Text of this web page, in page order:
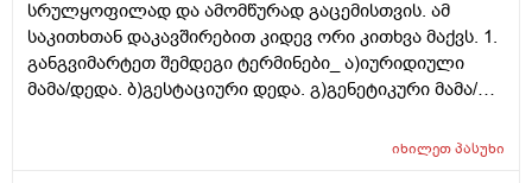
სრულყოფილად და ამომწურად გაცემისთვის. ამ
საკითხთან დაკავშირებით კიდევ ორი კითხვა მაქვს. 1.
განგვიმარტეთ შემდეგი ტერმინები_ ა)იურიდიული
მამა/დედა. ბ)გესტაციური დედა. გ)გენეტიკური მამა/
კიდევ_მსოფლიოს მრავალ ქვეყანაში აქტიურად
იხილეთპასუხი